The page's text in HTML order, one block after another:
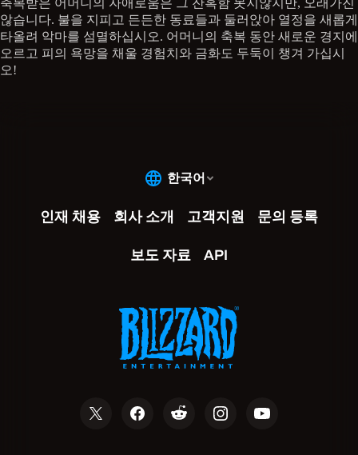
축복받은 어머니의 자애로움은 그 잔혹함 못지않지만, 오래가진
않습니다. 불을 지피고 든든한 동료들과 둘러앉아 열정을 새롭게
타올려 악마를 섬멸하십시오. 어머니의 축복 동안 새로운 경지에
오르고 피의 욕망을 채울 경험치와 금화도 두둑이 챙겨 가십시
오!